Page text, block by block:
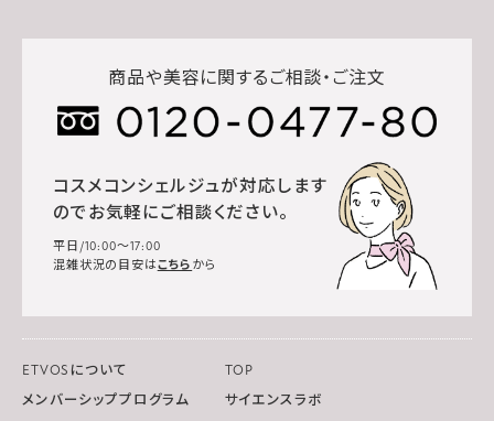
商品や美容に関するご相談・ご注文
コスメコンシェルジュが対応します
のでお気軽にご相談ください。
平日/10:00～17:00
混雑状況の目安はこちら から
ETVOSについて
TOP
メンバーシッププログラム
サイエンスラボ